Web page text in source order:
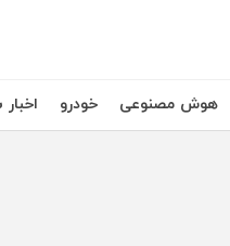
هوش مصنوعی خودرو